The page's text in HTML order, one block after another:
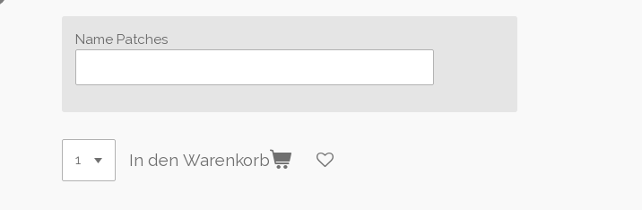
Name Patches
In den Warenkorb